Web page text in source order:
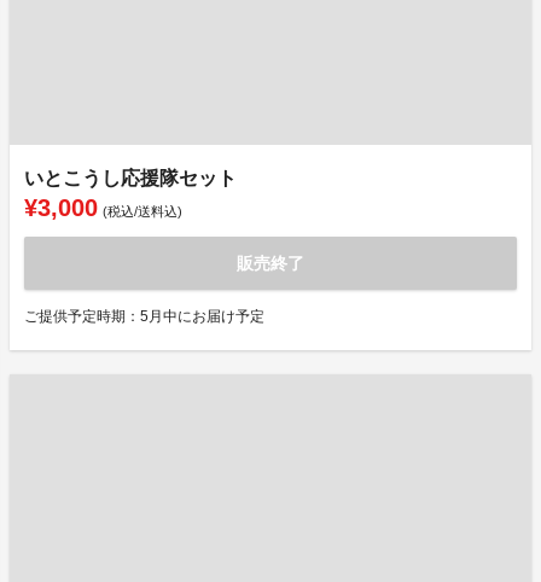
いとこうし応援隊セット
¥3,000 (税込/送料込)
販売終了
ご提供予定時期：5月中にお届け予定